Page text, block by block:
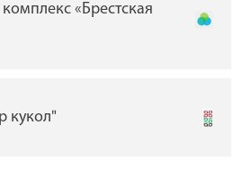
«Брестская
кукол"